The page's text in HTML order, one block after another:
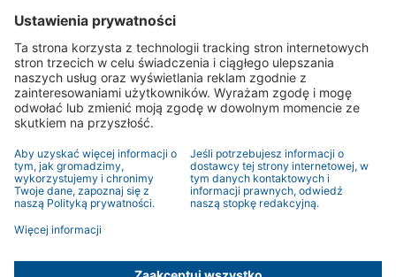
Usługi
Komfort
Bezpieczeństwo
Brak barier